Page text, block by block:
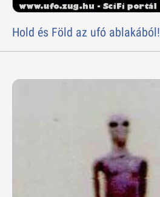
Hold és Föld az ufó ablakából!